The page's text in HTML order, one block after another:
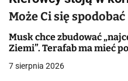
i
a
c
Może Ci się spodobać
Musk chce zbudować
Ziemi”. Terafab ma mieć
7 sierpnia 2026